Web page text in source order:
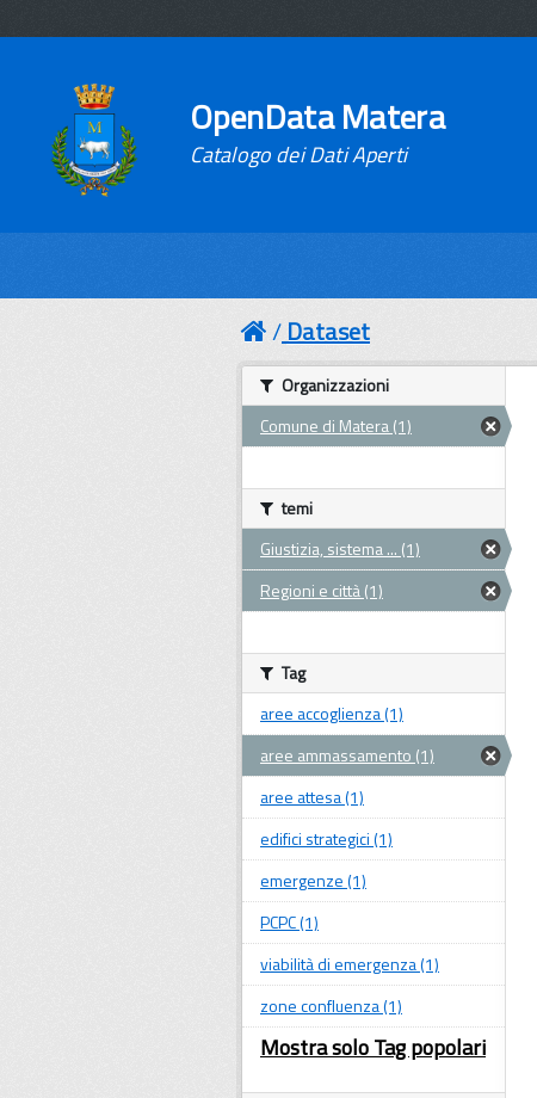
OpenData Matera
Catalogo dei Dati Aperti
Dataset
Organizzazioni
Comune di Matera (1)
temi
Giustizia, sistema ... (1)
Regioni e città (1)
Tag
aree accoglienza (1)
aree ammassamento (1)
aree attesa (1)
edifici strategici (1)
emergenze (1)
PCPC (1)
viabilità di emergenza (1)
zone confluenza (1)
Mostra solo Tag popolari